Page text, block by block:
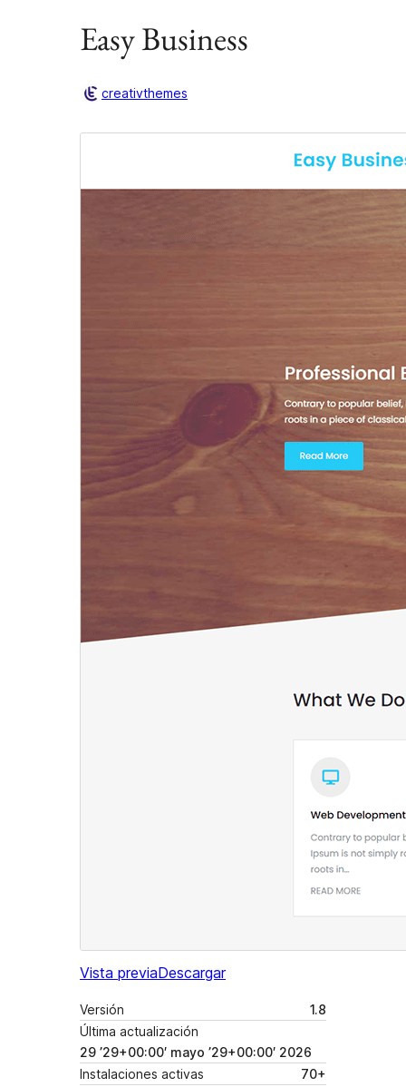
Easy Business
creativthemes
Vista previaDescargar
Versión
1.8
Última actualización
29 ’29+00:00′ mayo ’29+00:00′ 2026
Instalaciones activas
70+